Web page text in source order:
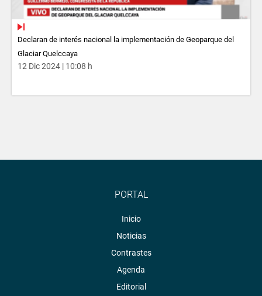
Declaran de interés nacional la implementación de Geoparque del
Glaciar Quelccaya
12 Dic 2024 | 10:08 h
PORTAL
Inicio
Noticias
Contrastes
Agenda
Editorial